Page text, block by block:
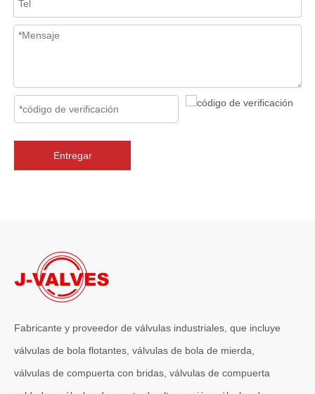
J-VALVES fabrica válvulas de compuerta WCB de gran
Entregar
Fabricante y proveedor de válvulas industriales, que incluye
válvulas de bola flotantes, válvulas de bola de mierda,
válvulas de compuerta con bridas, válvulas de compuerta